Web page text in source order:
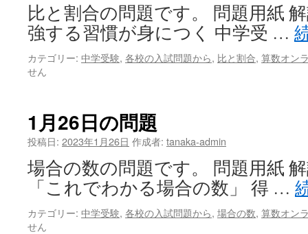
比と割合の問題です。 問題用紙
強する習慣が身につく 中学受 …
カテゴリー: 中学受験, 各校の入試問題から, 比と割合, 算数オン
せん
1月26日の問題
投稿日: 2023年1月26日 作成者: tanaka-admin
場合の数の問題です。 問題用紙
「これでわかる場合の数」 得 …
カテゴリー: 中学受験, 各校の入試問題から, 場合の数, 算数オン
せん